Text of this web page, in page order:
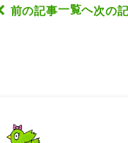
前の記事一覧へ次の